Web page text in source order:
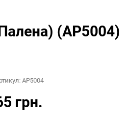
(AP5004)
AP5004
грн.